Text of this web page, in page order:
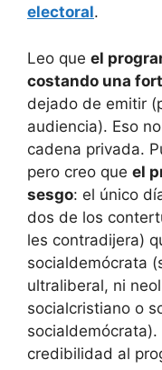
electoral.
Leo que el
costando una
dejado de emitir
audiencia). Eso
cadena privada.
pero creo que el
sesgo: el único
dos de los
les contradijera)
socialdemócrata
ultraliberal, ni
socialcristiano o
credibilidad al